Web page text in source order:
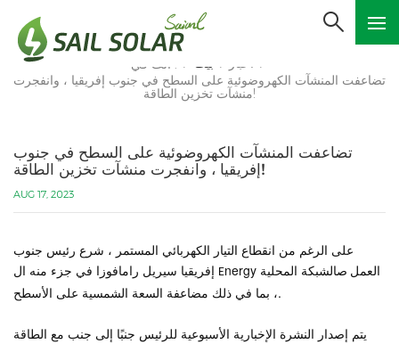
أنت في : بيت أخبار
تضاعفت المنشآت الكهروضوئية على السطح في جنوب إفريقيا ، وانفجرت
منشآت تخزين الطاقة!
تضاعفت المنشآت الكهروضوئية على السطح في جنوب
إفريقيا ، وانفجرت منشآت تخزين الطاقة!
AUG 17, 2023
على الرغم من انقطاع التيار الكهربائي المستمر ، شرع رئيس جنوب
إفريقيا سيريل رامافوزا في جزء منه ال Energy العمل صالشبكة المحلية
، بما في ذلك مضاعفة السعة الشمسية على الأسطح.
يتم إصدار النشرة الإخبارية الأسبوعية للرئيس جنبًا إلى جنب مع الطاقة